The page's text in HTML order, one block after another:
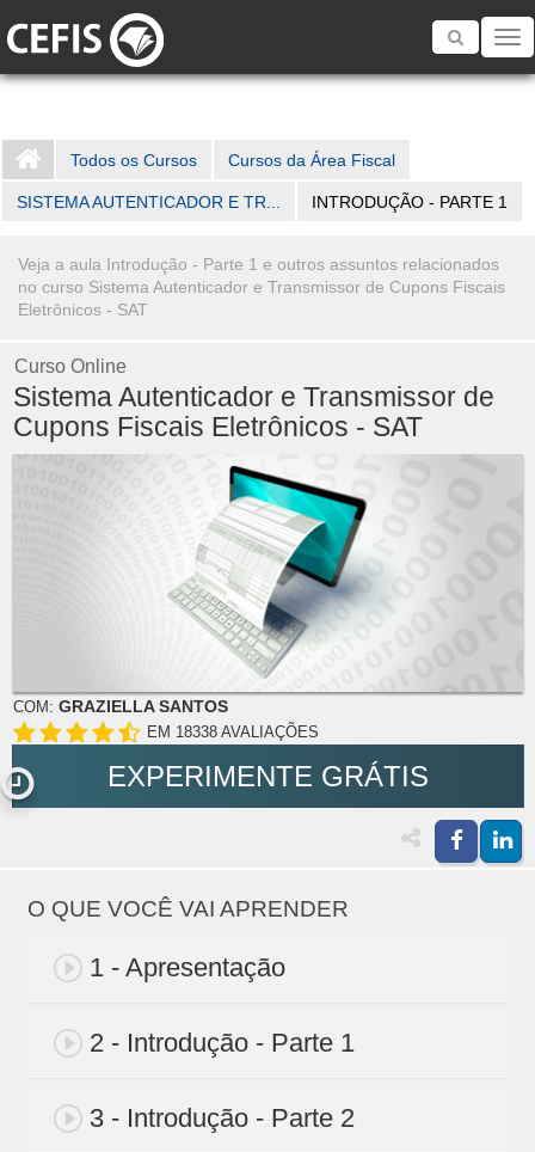
Toggle
Todos os Cursos Cursos da Área Fiscal
SISTEMA AUTENTICADOR E TR... INTRODUÇÃO - PARTE 1
Veja a aula Introdução - Parte 1 e outros assuntos relacionados
no curso Sistema Autenticador e Transmissor de Cupons Fiscais
Eletrônicos - SAT
Curso Online
Sistema Autenticador e Transmissor de
Cupons Fiscais Eletrônicos - SAT
COM: GRAZIELLA SANTOS
EM 18338 AVALIAÇÕES
EXPERIMENTE GRÁTIS
O QUE VOCÊ VAI APRENDER
1 - Apresentação
2 - Introdução - Parte 1
3 - Introdução - Parte 2